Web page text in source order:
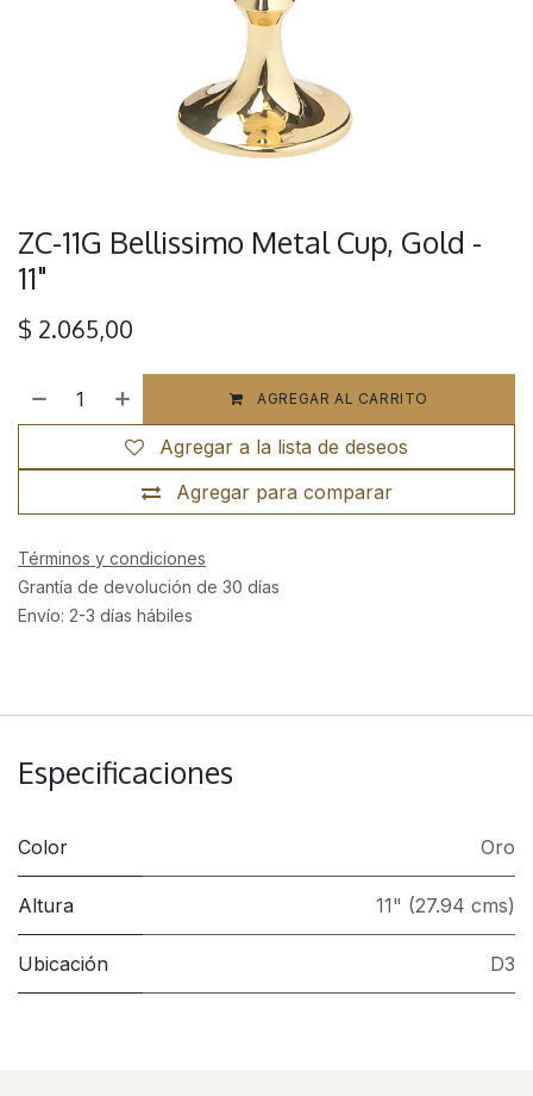
ZC-11G Bellissimo Metal Cup, Gold -
11"
$ 2.065,00
AGREGAR AL CARRITO
Agregar para comparar
Agregar a la lista de deseos
Términos y condiciones
Grantía de devolución de 30 días
Envío: 2-3 días hábiles
Especificaciones
Color Oro
Altura 11" (27.94 cms)
Ubicación D3